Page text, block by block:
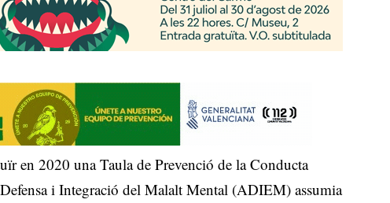
en 2020 una Taula de Prevenció de la Conducta
i Integració del Malalt Mental (ADIEM) assumia